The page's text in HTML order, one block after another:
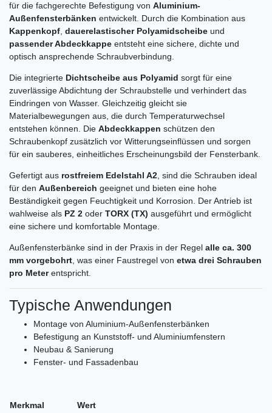
für die fachgerechte Befestigung von Aluminium-
Außenfensterbänken entwickelt. Durch die Kombination aus
Kappenkopf dauerelastischer Polyamidscheibe und
passender Abdeckkappe entsteht eine sichere, dichte und
optisch ansprechende Schraubverbindung.
Die integrierte Dichtscheibe aus Polyamid sorgt für eine
zuverlässige Abdichtung der Schraubstelle und verhindert das
Eindringen von Wasser. Gleichzeitig gleicht sie
Materialbewegungen aus, die durch Temperaturwechsel
entstehen können. Die Abdeckkappen schützen den
Schraubenkopf zusätzlich vor Witterungseinflüssen und sorgen
für ein sauberes, einheitliches Erscheinungsbild der Fensterbank.
Gefertigt aus rostfreiem Edelstahl A2 , sind die Schrauben ideal
für den Außenbereich geeignet und bieten eine hohe
Beständigkeit gegen Feuchtigkeit und Korrosion. Der Antrieb ist
wahlweise als PZ 2 oder TORX (TX) ausgeführt und ermöglicht
eine sichere und komfortable Montage.
Außenfensterbänke sind in der Praxis in der Regel alle ca. 300
mm vorgebohrt , was einer Faustregel von etwa drei Schrauben
pro Meterentspricht.
Typische Anwendungen
Montage von Aluminium-Außenfensterbänken
Befestigung an Kunststoff- und Aluminiumfenstern
Neubau & Sanierung
Fenster- und Fassadenbau
Merkmal Wert